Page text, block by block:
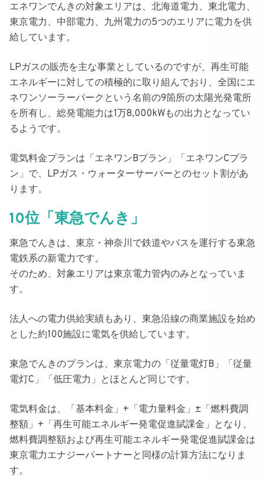
エネワンでんきの対象エリアは、 北海道電力、東北電力、
東京電力、中部電力、九州電力の5つのエリアに電力を供
給しています。
LPガスの販売を主な事業としているのですが、再生可能
エネルギーに対しての積極的に取り組んでおり、全国にエ
ネワンソーラーパークという名前の9箇所の太陽光発電所
を所有し、総発電能力は1万8,000kWもの出力となってい
るようです。
電気料金プランは 「エネワンBプラン」「エネワンCプラ
ン」 で、 LPガス・ウォーターサーバーとのセット割があ
ります。
10位「東急でんき」
東急でんき は、東京・神奈川で鉄道やバスを運行する東急
電鉄系の新電力です。
そのため、 対象エリアは東京電力管内のみとなっていま
す。
法人への電力供給実績もあり、東急沿線の商業施設を始め
とした約100施設に電気を供給しています。
東急でんきのプランは、 東京電力の「従量電灯B」「従量
電灯C」「低圧電力」とほとんど同じです。
電気料金は、「基本料金」+「電力量料金」±「燃料費調
整額」+「再生可能エネルギー発電促進賦課金」となり、
燃料費調整額および再生可能エネルギー発電促進賦課金は
東京電力エナジーパートナーと同様の計算方法になりま
す。